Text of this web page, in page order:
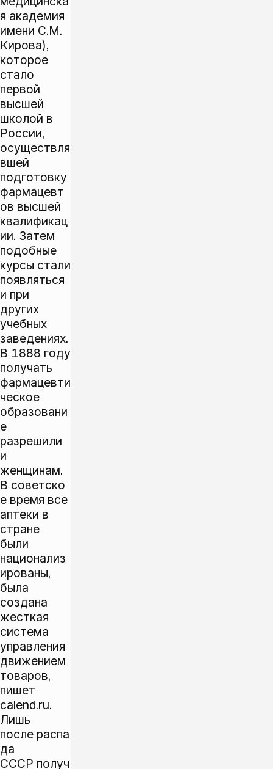
я академия
имени С.М.
Кирова),
которое
стало
первой
высшей
школой в
России,
осуществля
вшей
подготовку
фармацевт
ов высшей
квалификац
ии. Затем
подобные
курсы стали
появляться
и при
других
учебных
заведениях.
В 1888 году
получать
фармацевти
ческое
образовани
е
разрешили
и
женщинам.
В советско
е время все
аптеки в
стране
были
национализ
ированы,
была
создана
жесткая
система
управления
движением
товаров,
пишет
calend.ru.
Лишь
после распа
да
СССР получ